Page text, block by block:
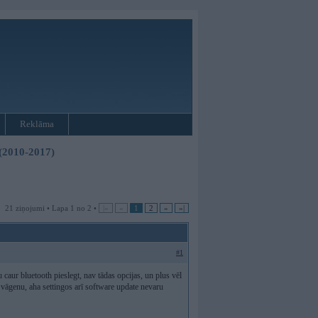
Reklāma
2017)
21 ziņojumi • Lapa 1 no 2 • |« « 1 2 » »|
#1
bluetooth pieslegt, nav tādas opcijas, un plus vēl
aha settingos arī software update nevaru